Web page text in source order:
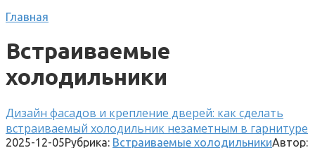
Главная
Встраиваемые
холодильники
Дизайн фасадов и крепление дверей: как сделать
встраиваемый холодильник незаметным в гарнитуре
2025-12-05Рубрика: Встраиваемые холодильникиАвтор: